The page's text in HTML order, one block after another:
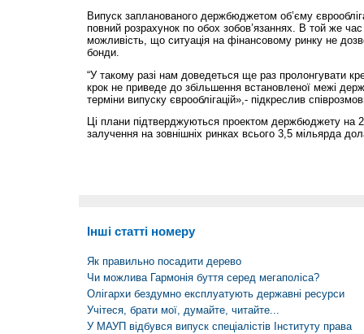
Випуск запланованого держбюджетом об’єму
повний розрахунок по обох зобов’язаннях. В той же
можливість, що ситуація на фінансовому ринку не
бонди.
“У такому разі нам доведеться ще раз пролонгувати
крок не приведе до збільшення встановленої межі
терміни випуску єврооблігацій»,- підкреслив
Ці плани підтверджуються проектом держбюджету на
залучення на зовнішніх ринках всього 3,5 мільярда
Інші статті номеру
Як правильно посадити дерево
Чи можлива Гармонія буття серед мегаполіса?
Олігархи бездумно експлуатують державні ресурси
Учітеся, брати мої, думайте, читайте...
У МАУП відбувся випуск спеціалістів Інституту права